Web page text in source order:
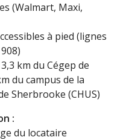
(Walmart, Maxi,
à pied (lignes
km du Cégep de
du campus de la
Sherbrooke (CHUS)
:
du locataire